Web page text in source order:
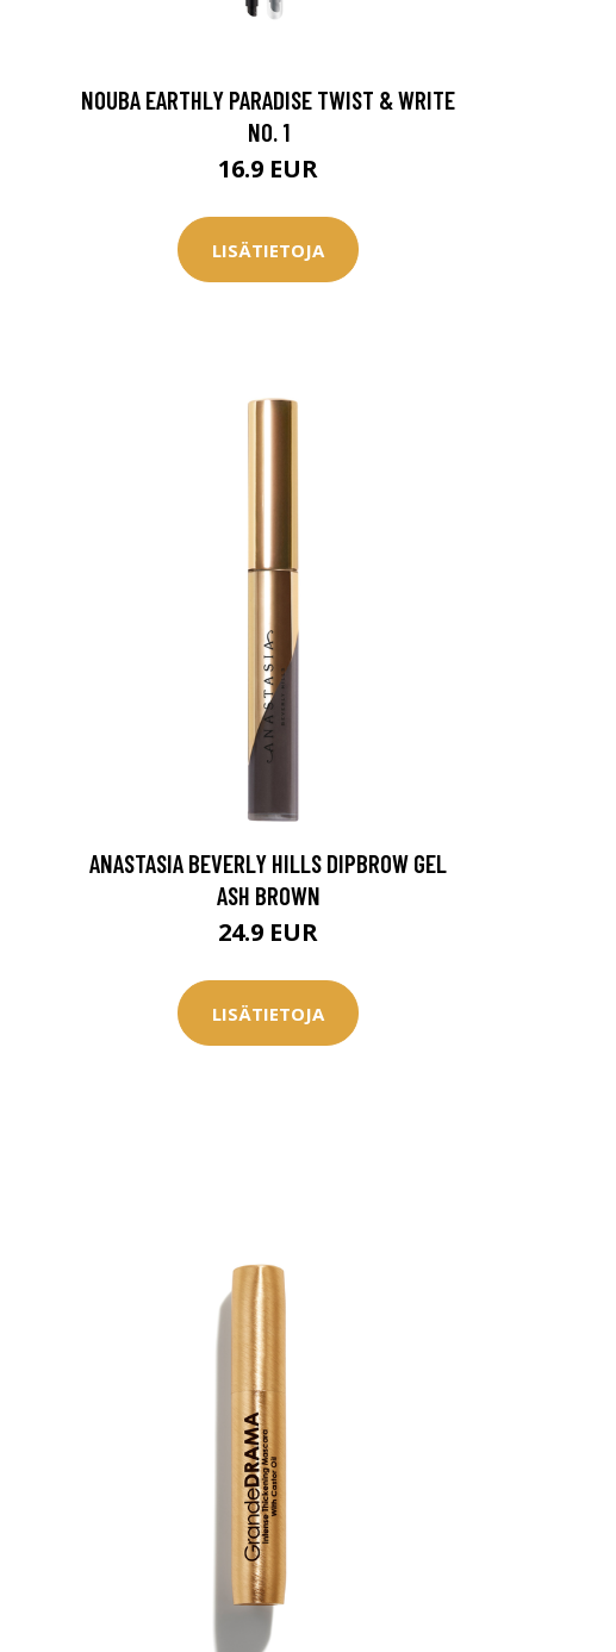
NOUBA EARTHLY PARADISE TWIST & WRITE
NO. 1
16.9 EUR
LISÄTIETOJA
ANASTASIA BEVERLY HILLS DIPBROW GEL
ASH BROWN
24.9 EUR
LISÄTIETOJA